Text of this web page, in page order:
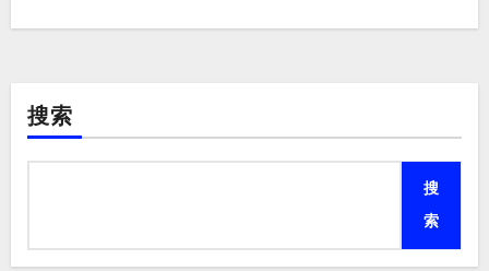
搜索
搜
索